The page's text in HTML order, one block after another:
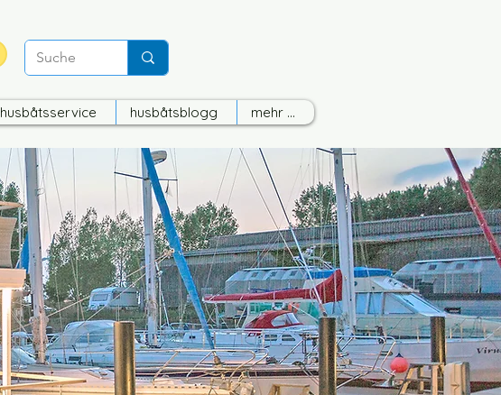
husbåtsservice husbåtsblogg mehr ...